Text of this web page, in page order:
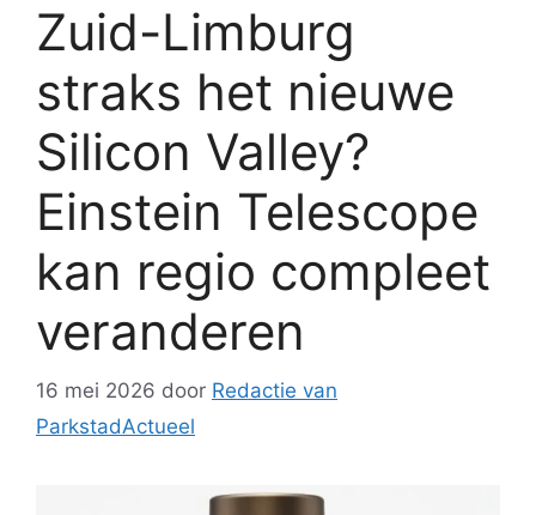
Zuid-Limburg
straks het nieuwe
Silicon Valley?
Einstein Telescope
kan regio compleet
veranderen
16 mei 2026 door Redactie van
ParkstadActueel